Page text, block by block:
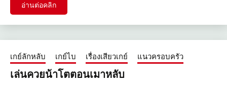
อ่านต่อคลิก
เกย์ลักหลับ เกย์ไบ เรื่องเสียวเกย์ แนวครอบครัว
เล่นควยน้าโตตอนเมาหลับ